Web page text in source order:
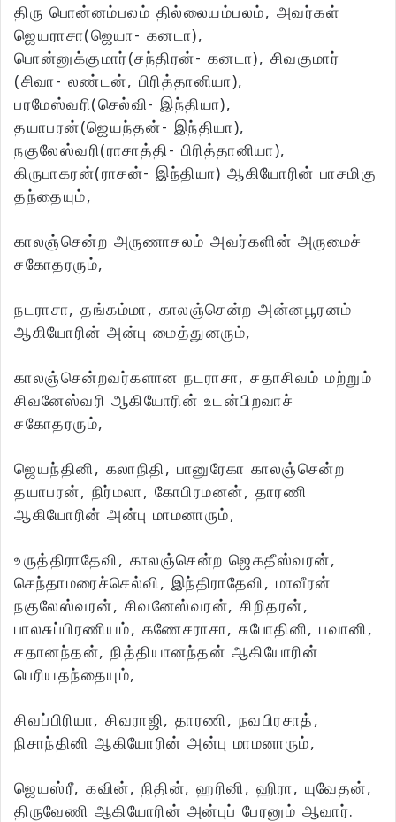
திரு பொன்னம்பலம் தில்லையம்பலம், அவர்கள்
ஜெயராசா(ஜெயா- கனடா),
பொன்னுக்குமார்(சந்திரன்- கனடா), சிவகுமார்
(சிவா- லண்டன், பிரித்தானியா),
பரமேஸ்வரி(செல்வி- இந்தியா),
தயாபரன்(ஜெயந்தன்- இந்தியா),
நகுலேஸ்வரி(ராசாத்தி- பிரித்தானியா),
கிருபாகரன்(ராசன்- இந்தியா) ஆகியோரின் பாசமிகு
தந்தையும்,
காலஞ்சென்ற அருணாசலம் அவர்களின் அருமைச்
சகோதரரும்,
நடராசா, தங்கம்மா, காலஞ்சென்ற அன்னபூரனம்
ஆகியோரின் அன்பு மைத்துனரும்,
காலஞ்சென்றவர்களான நடராசா, சதாசிவம் மற்றும்
சிவனேஸ்வரி ஆகியோரின் உடன்பிறவாச்
சகோதரரும்,
ஜெயந்தினி, கலாநிதி, பானுரேகா காலஞ்சென்ற
தயாபரன், நிர்மலா, கோபிரமனன், தாரணி
ஆகியோரின் அன்பு மாமனாரும்,
உருத்திராதேவி, காலஞ்சென்ற ஜெகதீஸ்வரன்,
செந்தாமரைச்செல்வி, இந்திராதேவி, மாவீரன்
நகுலேஸ்வரன், சிவனேஸ்வரன், சிறிதரன்,
பாலசுப்பிரணியம், கணேசராசா, சுபோதினி, பவானி,
சதானந்தன், நித்தியானந்தன் ஆகியோரின்
பெரியதந்தையும்,
சிவப்பிரியா, சிவராஜி, தாரணி, நவபிரசாத்,
நிசாந்தினி ஆகியோரின் அன்பு மாமனாரும்,
ஜெயஸ்ரீ, கவின், நிதின், ஹரினி, ஹிரா, யுவேதன்,
திருவேணி ஆகியோரின் அன்புப் பேரனும் ஆவார்.